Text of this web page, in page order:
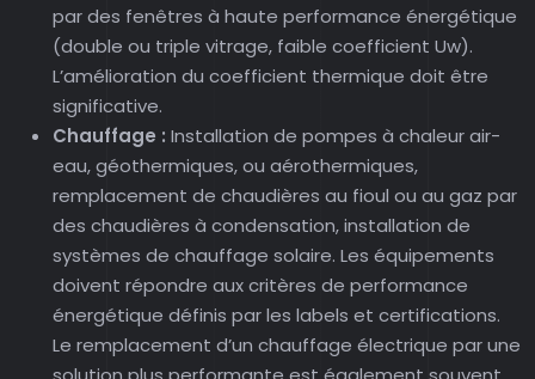
par des fenêtres à haute performance énergétique
(double ou triple vitrage, faible coefficient Uw).
L’amélioration du coefficient thermique doit être
significative.
Chauffage : Installation de pompes à chaleur air-
eau, géothermiques, ou aérothermiques,
remplacement de chaudières au fioul ou au gaz par
des chaudières à condensation, installation de
systèmes de chauffage solaire. Les équipements
doivent répondre aux critères de performance
énergétique définis par les labels et certifications.
Le remplacement d’un chauffage électrique par une